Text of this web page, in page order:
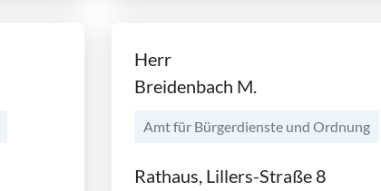
Herr
Breidenbach M.
Amt für Bürgerdienste und Ordnung
Rathaus, Lillers-Straße 8